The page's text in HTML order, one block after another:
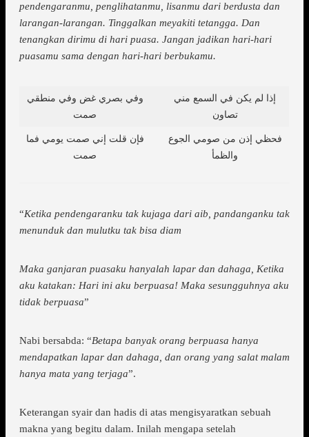
pendengaranmu, penglihatanmu, lisanmu dari berdusta dan
larangan-larangan. Tinggalkan meyakiti tetangga. Dan
tenangkan dirimu di hari puasa. Jangan jadikan hari-hari
puasamu sama dengan hari-hari berbukamu.
وفي بصري غض وفي منطقي
صمت
إذا لم يكن في السمع مني
تصاون
فإن قلت إني صمت يومي فما
صمت
فحظي إذن من صومي الجوع
والظمأ
“Ketika pendengaranku tak kujaga dari aib, pandanganku tak
menunduk dan mulutku tak bisa diam
Maka ganjaran puasaku hanyalah lapar dan dahaga, Ketika
aku katakan: Hari ini aku berpuasa! Maka sesungguhnya aku
tidak berpuasa”
Nabi bersabda: “Betapa banyak orang berpuasa hanya
mendapatkan lapar dan dahaga, dan orang yang salat malam
hanya mata yang terjaga”.
Keterangan syair dan hadis di atas mengisyaratkan sebuah
makna yang begitu dalam. Inilah mengapa setelah